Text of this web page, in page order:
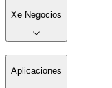
Xe Negocios
Aplicaciones